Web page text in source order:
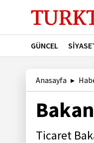
GÜNCEL
Anasayfa
Ticaret